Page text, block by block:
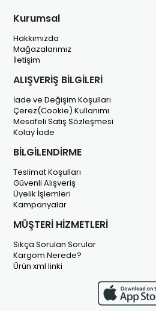
Kurumsal
Hakkımızda
Mağazalarımız
İletişim
ALIŞVERİŞ BİLGİLERİ
İade ve Değişim Koşulları
Çerez(Cookie) Kullanımı
Mesafeli Satış Sözleşmesi
Kolay İade
BİLGİLENDİRME
Teslimat Koşulları
Güvenli Alışveriş
Üyelik İşlemleri
Kampanyalar
MÜŞTERİ HİZMETLERİ
Sıkça Sorulan Sorular
Kargom Nerede?
Ürün xml linki